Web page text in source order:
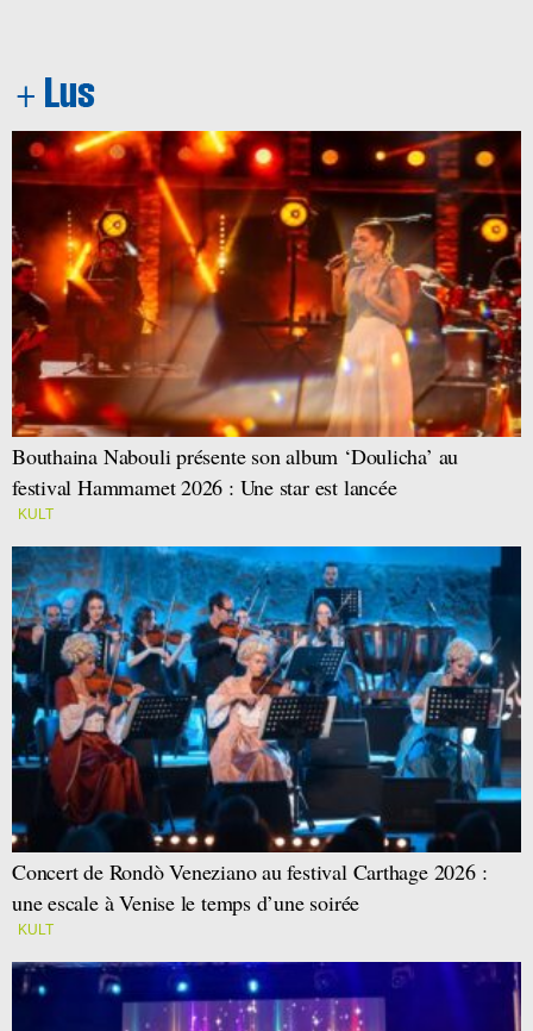
Bouthaina Nabouli présente son album ‘Doulicha’ au
festival Hammamet 2026 : Une star est lancée
KULT
Concert de Rondò Veneziano au festival Carthage 2026 :
une escale à Venise le temps d’une soirée
KULT